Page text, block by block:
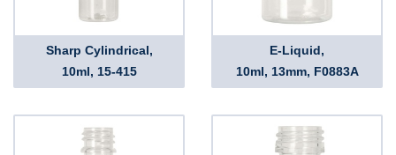
Sharp Cylindrical,
10ml, 15-415
E-Liquid,
10ml, 13mm, F0883A